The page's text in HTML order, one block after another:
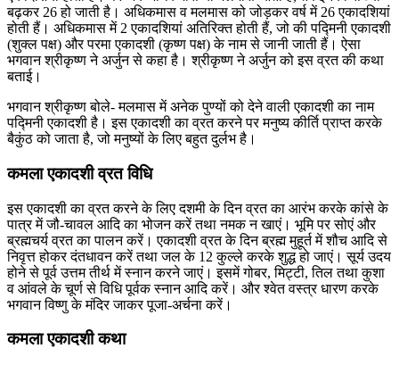
बढ़कर 26 हो जाती है। अधिकमास व मलमास को जोड़कर वर्ष में 26 एकादशियां
होती हैं। अधिकमास में 2 एकादशियां अतिरिक्त होती हैं, जो की पद्मिनी एकादशी
(शुक्ल पक्ष) और परमा एकादशी (कृष्ण पक्ष) के नाम से जानी जाती हैं। ऐसा
भगवान श्रीकृष्ण ने अर्जुन से कहा है। श्रीकृष्ण ने अर्जुन को इस व्रत की कथा
बताई।
भगवान श्रीकृष्‍ण बोले- मलमास में अनेक पुण्यों को देने वाली एकादशी का नाम
पद्मिनी एकादशी है। इस एकादशी का व्रत करने पर मनुष्य कीर्ति प्राप्त करके
बैकुंठ को जाता है, जो मनुष्‍यों के लिए बहुत दुर्लभ है।
कमला एकादशी व्रत विधि
इस एकादशी का व्रत करने के लिए दशमी के दिन व्रत का आरंभ करके कांसे के
पात्र में जौ-चावल आदि का भोजन करें तथा नमक न खाएं। भूमि पर सोएं और
ब्रह्मचर्य व्रत का पालन करें। एकादशी व्रत के दिन ब्रह्म मुहूर्त में शौच आदि से
निवृत्त होकर दंतधावन करें तथा जल के 12 कुल्ले करके शुद्ध हो जाएं। सूर्य उदय
होने से पूर्व उत्तम तीर्थ में स्नान करने जाएं। इसमें गोबर, मिट्‍टी, तिल तथा कुशा
व आंवले के चूर्ण से विधि पूर्वक स्नान आदि करें। और श्वेत वस्त्र धारण करके
भगवान विष्णु के मंदिर जाकर पूजा-अर्चना करें।
कमला एकादशी कथा